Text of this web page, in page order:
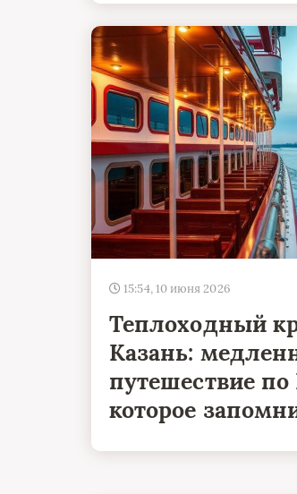
15:54, 10 июня 2026
Теплоходный
Казань:
путешествие по
которое